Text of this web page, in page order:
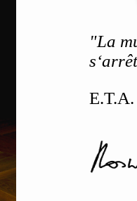
"La